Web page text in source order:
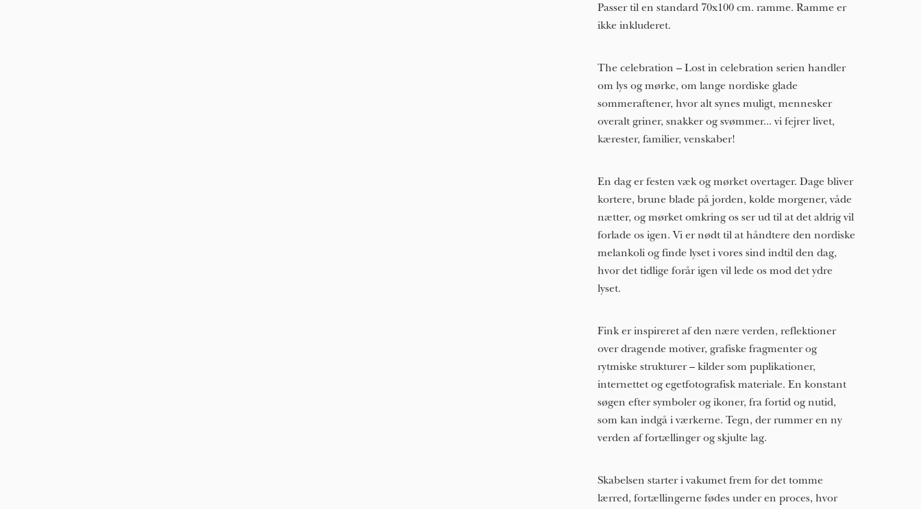
Passer til en standard 70x100 cm. ramme. Ramme er
ikke inkluderet.
The celebration – Lost in celebration serien handler
om lys og mørke, om lange nordiske glade
sommeraftener, hvor alt synes muligt, mennesker
overalt griner, snakker og svømmer... vi fejrer livet,
kærester, familier, venskaber!
En dag er festen væk og mørket overtager. Dage bliver
kortere, brune blade på jorden, kolde morgener, våde
nætter, og mørket omkring os ser ud til at det aldrig vil
forlade os igen. Vi er nødt til at håndtere den nordiske
melankoli og finde lyset i vores sind indtil den dag,
hvor det tidlige forår igen vil lede os mod det ydre
lyset.
Fink er inspireret af den nære verden, reflektioner
over dragende motiver, grafiske fragmenter og
rytmiske strukturer – kilder som puplikationer,
internettet og egetfotografisk materiale. En konstant
søgen efter symboler og ikoner, fra fortid og nutid,
som kan indgå i værkerne. Tegn, der rummer en ny
verden af fortællinger og skjulte lag.
Skabelsen starter i vakumet frem for det tomme
lærred, fortællingerne fødes under en proces, hvor